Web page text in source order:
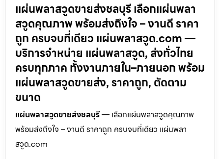
แผ่นพลาสวูดขายส่งชลบุรี เลือกแผ่นพลา
สวูดคุณภาพ พร้อมส่งถึงใจ – งานดี ราคา
ถูก ครบจบที่เดียว แผ่นพลาสวูด.com —
บริการจำหน่าย แผ่นพลาสวูด, ส่งทั่วไทย
ครบทุกภาค ทั้งงานภายใน–ภายนอก พร้อม
แผ่นพลาสวูดขายส่ง, ราคาถูก, ตัดตาม
ขนาด
แผ่นพลาสวูดขายส่งชลบุรี— เลือกแผ่นพลาสวูดคุณภาพ
พร้อมส่งถึงใจ – งานดี ราคาถูก ครบจบที่เดียว แผ่นพลา
สวูด.com